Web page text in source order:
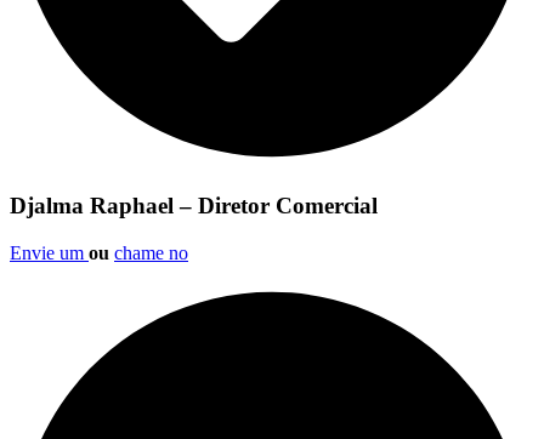
Djalma Raphael – Diretor Comercial
Envie um ou chame no